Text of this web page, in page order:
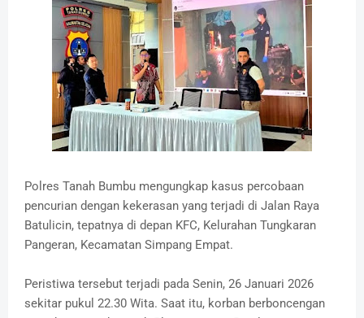
Polres Tanah Bumbu mengungkap kasus percobaan
pencurian dengan kekerasan yang terjadi di Jalan Raya
Batulicin, tepatnya di depan KFC, Kelurahan Tungkaran
Pangeran, Kecamatan Simpang Empat.
‎Peristiwa tersebut terjadi pada Senin, 26 Januari 2026
sekitar pukul 22.30 Wita. Saat itu, korban berboncengan